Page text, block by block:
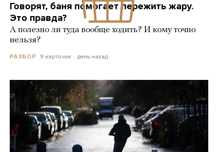
Говорят, баня помогает пережить жару.
Это правда?
А полезно ли туда вообще ходить? И кому точно
нельзя?
РАЗБОР 9 карточек день назад